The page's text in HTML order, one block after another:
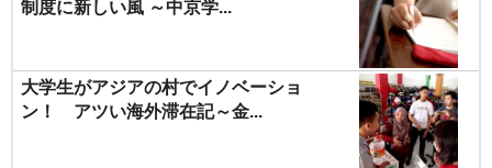
制度に新しい風 ～中京学...
大学生がアジアの村でイノベーショ
ン！ アツい海外滞在記～金...